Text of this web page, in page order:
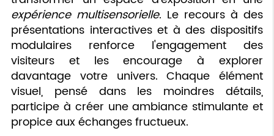
expérience multisensorielle. Le recours à des
présentations interactives et à des dispositifs
modulaires renforce l'engagement des
visiteurs et les encourage à explorer
davantage votre univers. Chaque élément
visuel, pensé dans les moindres détails,
participe à créer une ambiance stimulante et
propice aux échanges fructueux.